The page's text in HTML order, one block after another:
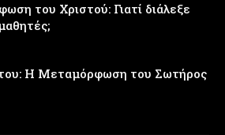
του Χριστού: Γιατί διάλεξε
Η Μεταμόρφωση του Σωτήρος